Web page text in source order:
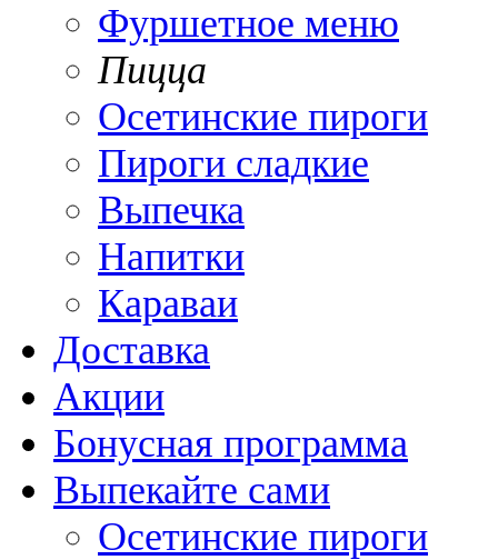
Фуршетное меню
Пицца
Осетинские пироги
Пироги сладкие
Выпечка
Напитки
Караваи
Доставка
Акции
Бонусная программа
Выпекайте сами
Осетинские пироги